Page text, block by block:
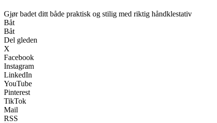
Gjør badet ditt både praktisk og stilig med riktig håndklestativ
Båt
Båt
Del gleden
X
Facebook
Instagram
LinkedIn
YouTube
Pinterest
TikTok
Mail
RSS